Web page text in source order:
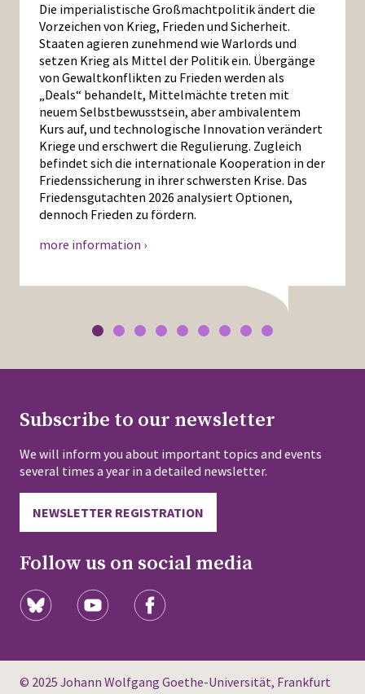
Die imperialistische Großmachtpolitik ändert die
Vorzeichen von Krieg, Frieden und Sicherheit.
Staaten agieren zunehmend wie Warlords und
setzen Krieg als Mittel der Politik ein. Übergänge
von Gewaltkonflikten zu Frieden werden als
„Deals“ behandelt, Mittelmächte treten mit
neuem Selbstbewusstsein, aber ambivalentem
Kurs auf, und technologische Innovation verändert
Kriege und erschwert die Regulierung. Zugleich
befindet sich die internationale Kooperation in der
Friedenssicherung in ihrer schwersten Krise. Das
Friedensgutachten 2026 analysiert Optionen,
dennoch Frieden zu fördern.
more information ›
Subscribe to our newsletter
We will inform you about important topics and events
several times a year in a detailed newsletter.
NEWSLETTER REGISTRATION
Follow us on social media
© 2025 Johann Wolfgang Goethe-Universität, Frankfurt